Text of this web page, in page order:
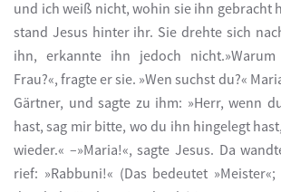
und ich weiß nicht, wohin sie ihn gebracht
stand Jesus hinter ihr. Sie drehte sich
ihn, erkannte ihn jedoch
Frau?«, fragte er sie. »Wen suchst du?«
Gärtner, und sagte zu ihm: »Herr, wenn
hast, sag mir bitte, wo du ihn hingelegt
wieder.« –»Maria!«, sagte Jesus. Da
rief: »Rabbuni!« (Das bedeutet